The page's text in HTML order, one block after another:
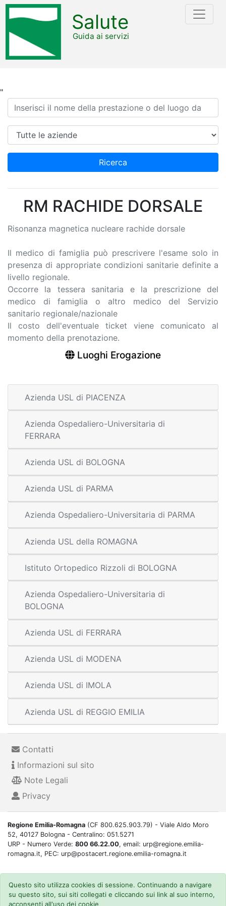
"
Salute
Guida ai servizi
Ricerca
Azienda
Ricerca
RM RACHIDE DORSALE
Risonanza magnetica nucleare rachide dorsale
Il medico di famiglia può prescrivere l'esame solo in
presenza di appropriate condizioni sanitarie definite a
livello regionale.
Occorre la tessera sanitaria e la prescrizione del
medico di famiglia o altro medico del Servizio
sanitario regionale/nazionale
Il costo dell'eventuale ticket viene comunicato al
momento della prenotazione.
Luoghi Erogazione
Azienda USL di PIACENZA
Azienda Ospedaliero-Universitaria di
FERRARA
Azienda USL di BOLOGNA
Azienda USL di PARMA
Azienda Ospedaliero-Universitaria di PARMA
Azienda USL della ROMAGNA
Istituto Ortopedico Rizzoli di BOLOGNA
Azienda Ospedaliero-Universitaria di
BOLOGNA
Azienda USL di FERRARA
Azienda USL di MODENA
Azienda USL di IMOLA
Azienda USL di REGGIO EMILIA
Contatti
Informazioni sul sito
Note Legali
Privacy
Regione Emilia-Romagna (CF 800.625.903.79) - Viale Aldo Moro
52, 40127 Bologna - Centralino: 051.5271
URP - Numero Verde: 800 66.22.00, email: urp@regione.emilia-
romagna.it, PEC: urp@postacert.regione.emilia-romagna.it
Questo sito utilizza cookies di sessione. Continuando a navigare
su questo sito, sui siti collegati e cliccando sui link al suo interno,
acconsenti all'uso dei cookie